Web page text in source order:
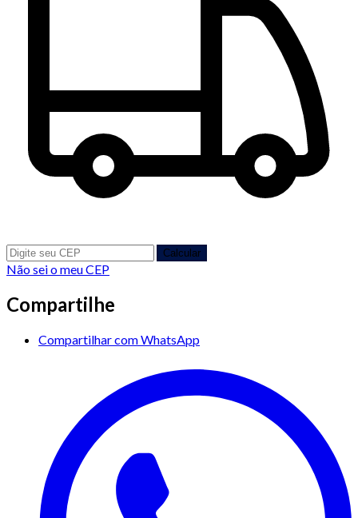
Calcular
Não sei o meu CEP
Compartilhe
Compartilhar com WhatsApp